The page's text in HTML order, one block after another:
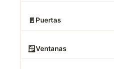
🚪 Puertas
🪟Ventanas